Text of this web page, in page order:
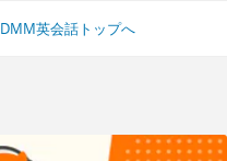
DMM英会話トップへ